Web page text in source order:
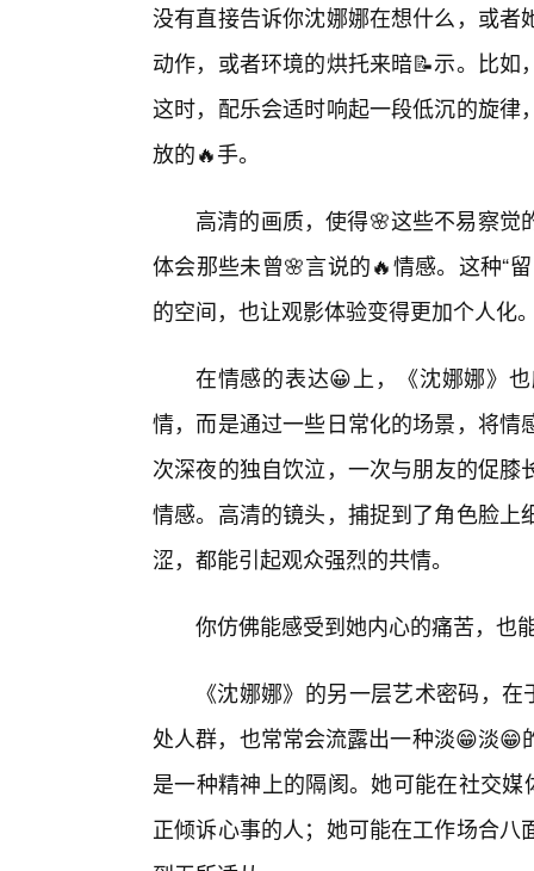
没有直接告诉你沈娜娜在想什么，或
动作，或者环境的烘托来暗📝示。比
这时，配乐会适时响起一段低沉的旋
放的🔥手。
高清的画质，使得🌸这些不易察
体会那些未曾🌸言说的🔥情感。这种“
的空间，也让观影体验变得更加个人化
在情感的表达😀上，《沈娜娜》
情，而是通过一些日常化的场景，将
次深夜的独自饮泣，一次与朋友的促
情感。高清的镜头，捕捉到了角色脸
涩，都能引起观众强烈的共情。
你仿佛能感受到她内心的痛苦，也
《沈娜娜》的另一层艺术密码，
处人群，也常常会流露出一种淡😁淡
是一种精神上的隔阂。她可能在社交
正倾诉心事的人；她可能在工作场合